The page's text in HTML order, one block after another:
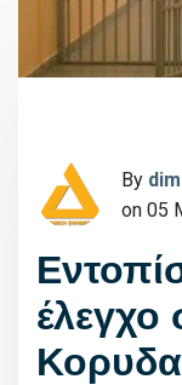
By
on 05
έλεγχο